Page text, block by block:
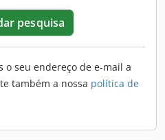
pesquisa
o seu endereço de e-mail a
também a nossa política de